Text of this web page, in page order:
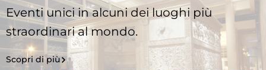
Eventi unici in alcuni dei luoghi più
straordinari al mondo.
Scopri di più